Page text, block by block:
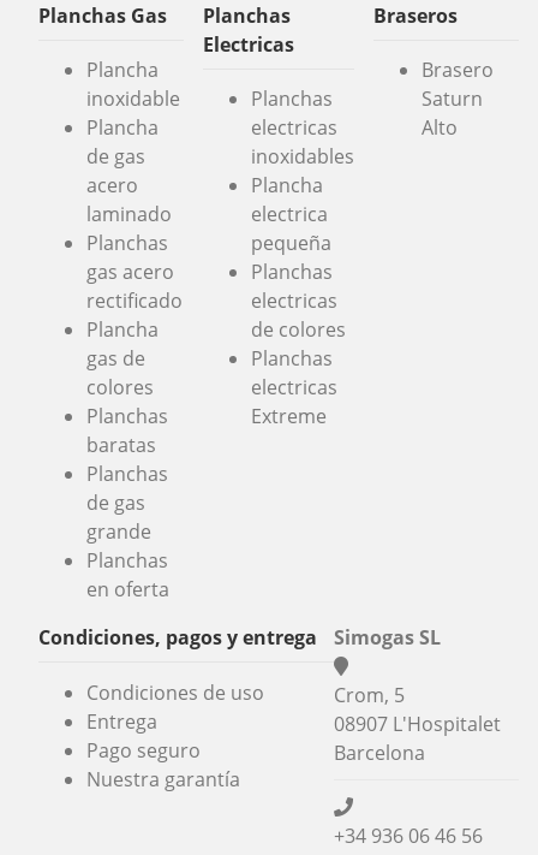
Planchas Gas
Plancha
inoxidable
Plancha
de gas
acero
laminado
Planchas
gas acero
rectificado
Plancha
gas de
colores
Planchas
baratas
Planchas
de gas
grande
Planchas
en oferta
Planchas
Electricas
Planchas
electricas
inoxidables
Plancha
electrica
pequeña
Planchas
electricas
de colores
Planchas
electricas
Extreme
Braseros
Brasero
Saturn
Alto
Condiciones, pagos y entrega
Condiciones de uso
Entrega
Pago seguro
Nuestra garantía
Simogas SL
Crom, 5
08907 L'Hospitalet
Barcelona
+34 936 06 46 56